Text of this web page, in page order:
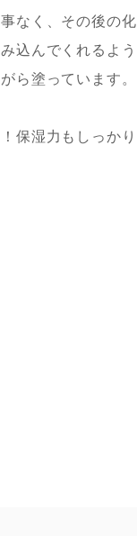
なく、その後の化
込んでくれるよう
ら塗っています。
保湿力もしっかり